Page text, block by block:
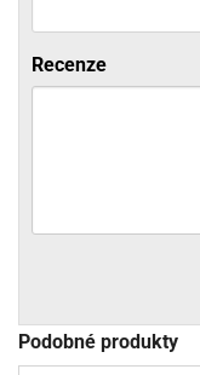
Recenze
Podobné produkty